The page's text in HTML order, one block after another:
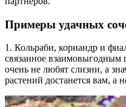
Примеры удачных
1. Кольраби, кориандр и
связанное взаимовыгодным
очень не любят слизни, а
растений достанется вам, а